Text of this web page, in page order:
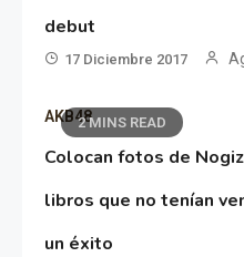
debut
17 Diciembre 2017
2 MINS READ
AKB48
Colocan fotos de
libros que no tenían
un éxito